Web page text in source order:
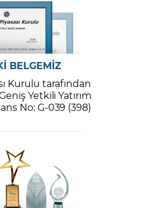
BELGEMİZ
Kurulu tarafından
Yetkili Yatırım
No: G-039 (398)